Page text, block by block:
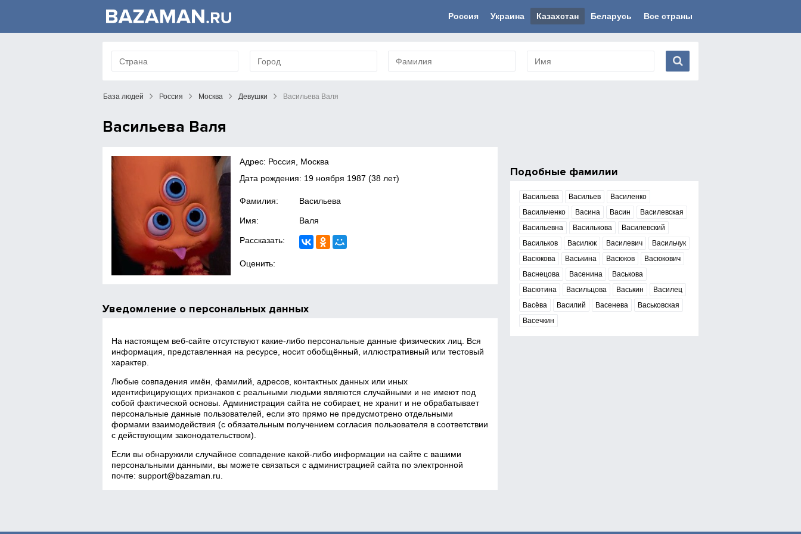
Россия Украина Казахстан Беларусь Все страны
База людей Россия Москва Девушки Васильева Валя
Васильева Валя
Адрес: Россия, Москва
Дата рождения: 19 ноября 1987 (38 лет)
Фамилия: Васильева
Имя: Валя
Рассказать:
Оценить:
Уведомление о персональных данных
На настоящем веб‑сайте отсутствуют какие‑либо персональные данные физических лиц. Вся
информация, представленная на ресурсе, носит обобщённый, иллюстративный или тестовый
характер.
Любые совпадения имён, фамилий, адресов, контактных данных или иных
идентифицирующих признаков с реальными людьми являются случайными и не имеют под
собой фактической основы. Администрация сайта не собирает, не хранит и не обрабатывает
персональные данные пользователей, если это прямо не предусмотрено отдельными
формами взаимодействия (с обязательным получением согласия пользователя в соответствии
с действующим законодательством).
Если вы обнаружили случайное совпадение какой‑либо информации на сайте с вашими
персональными данными, вы можете связаться с администрацией сайта по электронной
почте:support@bazaman.ru
Подобные фамилии
Васильева Васильев
Василенко
Васильченко
Васина Васин
Василевская
Васильевна
Василькова
Василевский
Васильков
Василюк Василевич
Васильчук
Васюкова
Васькина Васюков
Васюкович
Васнецова
Васенина
Васькова
Васютина
Васильцова Васькин
Василец
Васёва
Василий Васенева
Васьковская
Васечкин